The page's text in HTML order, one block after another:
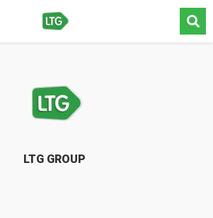
LTG GROUP